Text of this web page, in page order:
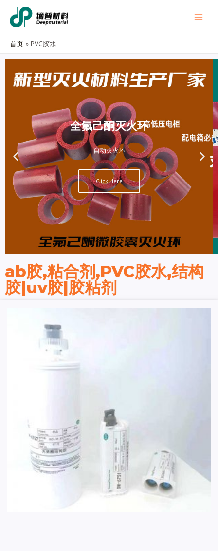
首页 PVC胶水
全氟己酮灭火环
自动灭火环
Click Here
ab胶,粘合剂,PVC胶水,结构
胶|uv胶|胶粘剂